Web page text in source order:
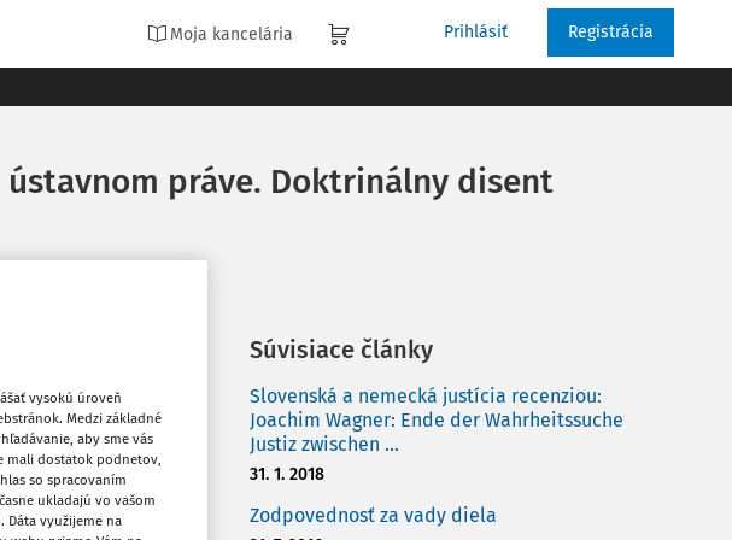
Moja kancelária Prihlásiť Registrácia
ústavnom práve. Doktrinálny disent
Obľúbené
Zdieľať
Súvisiace články
Slovenská a nemecká justícia recenziou:
Joachim Wagner: Ende der Wahrheitssuche
Justiz zwischen ...
31. 1. 2018
Zodpovednosť za vady diela
vysokú úroveň
Medzi základné
aby sme vás
mali dostatok podnetov,
so spracovaním
ukladajú vo vašom
Dáta využijeme na